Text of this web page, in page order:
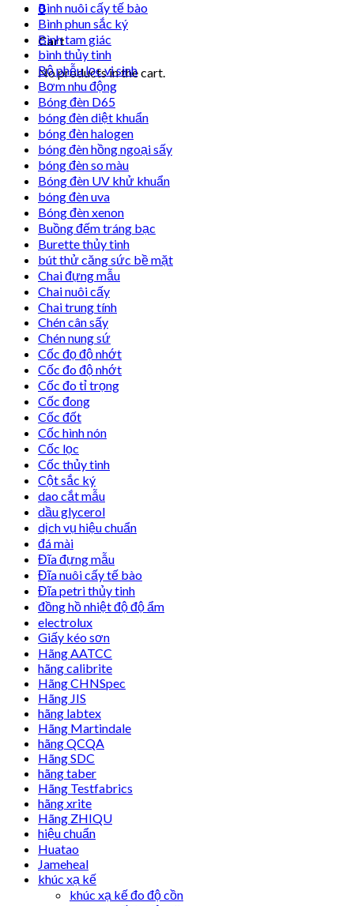
0
Cart
No products in the cart.
Bình nuôi cấy tế bào
Bình phun sắc ký
Bình tam giác
bình thủy tinh
Bộ phễu lọc vi sinh
Bơm nhu động
Bóng đèn D65
bóng đèn diệt khuẩn
bóng đèn halogen
bóng đèn hồng ngoại sấy
bóng đèn so màu
Bóng đèn UV khử khuẩn
bóng đèn uva
Bóng đèn xenon
Buồng đếm tráng bạc
Burette thủy tinh
bút thử căng sức bề mặt
Chai đựng mẫu
Chai nuôi cấy
Chai trung tính
Chén cân sấy
Chén nung sứ
Cốc đọ độ nhớt
Cốc đo độ nhớt
Cốc đo tỉ trọng
Cốc đong
Cốc đốt
Cốc hình nón
Cốc lọc
Cốc thủy tinh
Cột sắc ký
dao cắt mẫu
dầu glycerol
dịch vụ hiệu chuẩn
đá mài
Đĩa đựng mẫu
Đĩa nuôi cấy tế bào
Đĩa petri thủy tinh
đồng hồ nhiệt độ độ ẩm
electrolux
Giấy kéo sơn
Hãng AATCC
hãng calibrite
Hãng CHNSpec
Hãng JIS
hãng labtex
Hãng Martindale
hãng QCQA
Hãng SDC
hãng taber
Hãng Testfabrics
hãng xrite
Hãng ZHIQU
hiệu chuẩn
Huatao
Jameheal
khúc xạ kế
khúc xạ kế đo độ cồn